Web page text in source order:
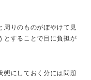
周りのものがぼやけて見
とすることで目に負担が
態にしておく分には問題